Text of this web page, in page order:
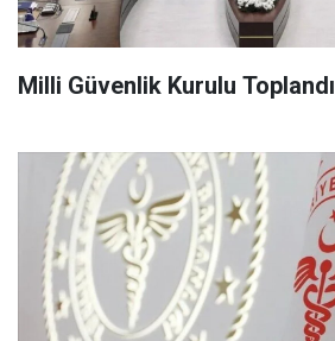
Milli Güvenlik Kurulu Toplandı